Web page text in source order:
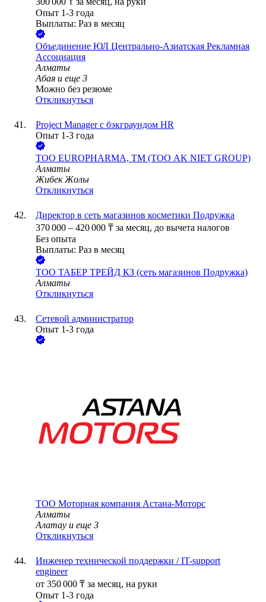
Опыт 1-3 года
Выплаты: Раз в месяц
Объединение ЮЛ Центрально-Азиатская Рекламная
Ассоциация
Алматы
Абая и еще 3
Можно без резюме
Откликнуться
Project Manager с бэкграундом HR
Опыт 1-3 года
ТОО EUROPHARMA, ТМ (ТОО AK NIET GROUP)
Алматы
Жибек Жолы
Откликнуться
Директор в сеть магазинов косметики Подружка
370 000 – 420 000 ₸ за месяц, до вычета налогов
Без опыта
Выплаты: Раз в месяц
ТОО ТАБЕР ТРЕЙД КЗ (сеть магазинов Подружка)
Алматы
Откликнуться
Сетевой администратор
Опыт 1-3 года
ТОО Моторная компания Астана-Моторс
Алматы
Алатау и еще 3
Откликнуться
Инженер технической поддержки / IT-support
engineer
от 350 000 ₸ за месяц, на руки
Опыт 1-3 года